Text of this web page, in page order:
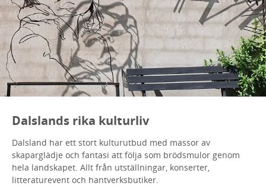
Dalslands rika kulturliv
Dalsland har ett stort kulturutbud med massor av
skaparglädje och fantasi att följa som brödsmulor genom
hela landskapet. Allt från utställningar, konserter,
litteraturevent och hantverksbutiker.